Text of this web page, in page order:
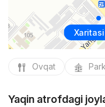
Xaritasi
Ovqat
Yaqin atrofdagi